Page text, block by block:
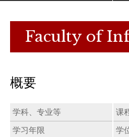
Faculty of
概要
学科、专业等 课
学习年限 学